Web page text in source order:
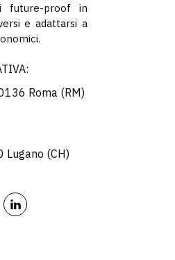
future-proof in
e adattarsi a
Roma (RM)
Lugano (CH)